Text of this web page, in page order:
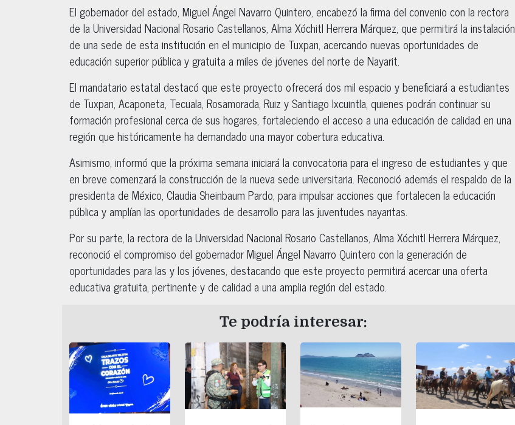
El gobernador del estado, Miguel Ángel Navarro Quintero, encabezó la firma del convenio con la rectora
de la Universidad Nacional Rosario Castellanos, Alma Xóchitl Herrera Márquez, que permitirá la instalación
de una sede de esta institución en el municipio de Tuxpan, acercando nuevas oportunidades de
educación superior pública y gratuita a miles de jóvenes del norte de Nayarit.
El mandatario estatal destacó que este proyecto ofrecerá dos mil espacio y beneficiará a estudiantes
de Tuxpan, Acaponeta, Tecuala, Rosamorada, Ruiz y Santiago Ixcuintla, quienes podrán continuar su
formación profesional cerca de sus hogares, fortaleciendo el acceso a una educación de calidad en una
región que históricamente ha demandado una mayor cobertura educativa.
Asimismo, informó que la próxima semana iniciará la convocatoria para el ingreso de estudiantes y que
en breve comenzará la construcción de la nueva sede universitaria. Reconoció además el respaldo de la
presidenta de México, Claudia Sheinbaum Pardo, para impulsar acciones que fortalecen la educación
pública y amplían las oportunidades de desarrollo para las juventudes nayaritas.
Por su parte, la rectora de la Universidad Nacional Rosario Castellanos, Alma Xóchitl Herrera Márquez,
reconoció el compromiso del gobernador Miguel Ángel Navarro Quintero con la generación de
oportunidades para las y los jóvenes, destacando que este proyecto permitirá acercar una oferta
educativa gratuita, pertinente y de calidad a una amplia región del estado.
Te podría interesar: